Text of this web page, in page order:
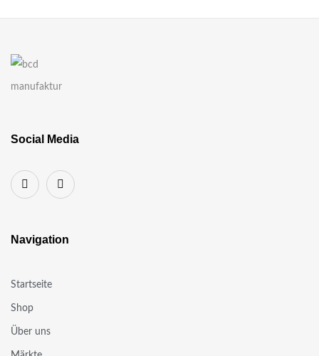
Social Media
Navigation
Startseite
Shop
Über uns